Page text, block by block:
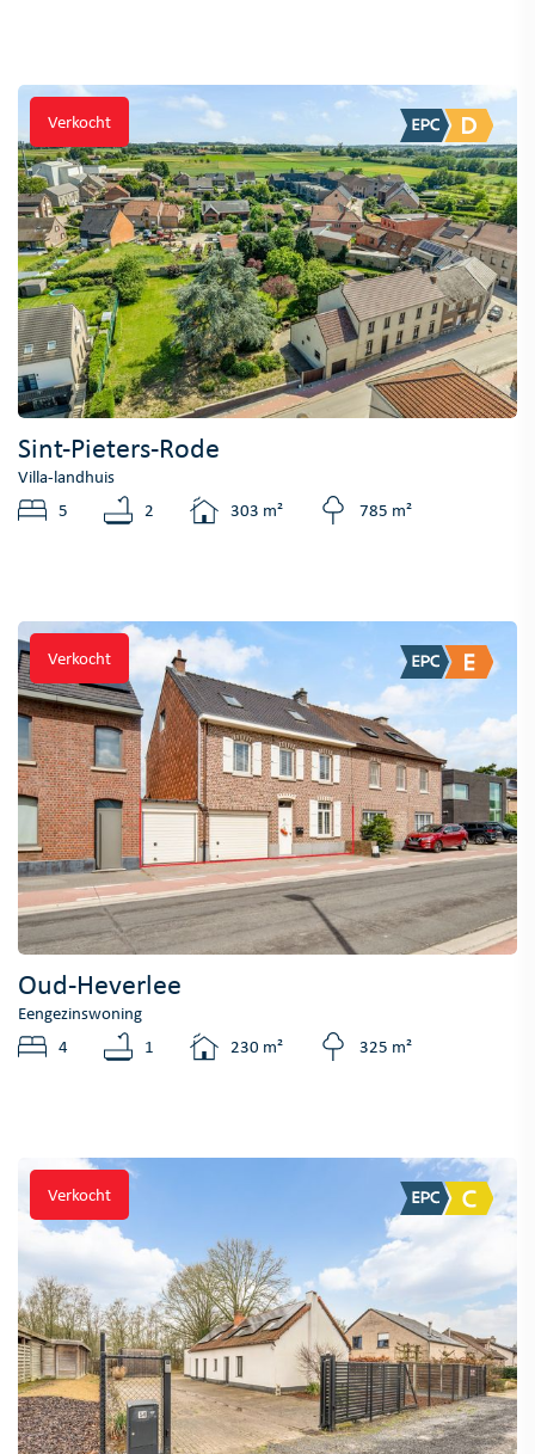
Verkocht
Sint-Pieters-Rode
Villa-landhuis
5
2 303 m² 785 m²
Verkocht
Oud-Heverlee
Eengezinswoning
4
1 230 m² 325 m²
Verkocht